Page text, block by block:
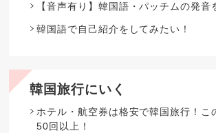
【音声有り】韓国語・パッチムの発音
韓国語で自己紹介をしてみたい！
韓国旅行にいく
ホテル・航空券は格安で韓国旅行！こ
50回以上！